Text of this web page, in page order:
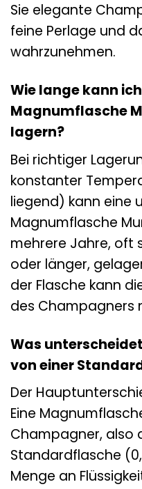
Sie elegante
feine Perlage und
wahrzunehmen.
Wie lange kann
Magnumflasche
lagern?
Bei richtiger
konstanter
liegend) kann eine
Magnumflasche
mehrere Jahre, oft
oder länger,
der Flasche kann
des Champagners
Was
von einer
Der
Eine
Champagner, also
Standardflasche
Menge an